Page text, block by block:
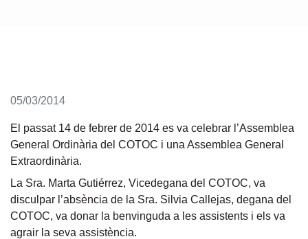
05/03/2014
El passat 14 de febrer de 2014 es va celebrar l’Assemblea
General Ordinària del COTOC i una Assemblea General
Extraordinària.
La Sra. Marta Gutiérrez, Vicedegana del COTOC, va
disculpar l’absència de la Sra. Silvia Callejas, degana del
COTOC, va donar la benvinguda a les assistents i els va
agrair la seva assistència.